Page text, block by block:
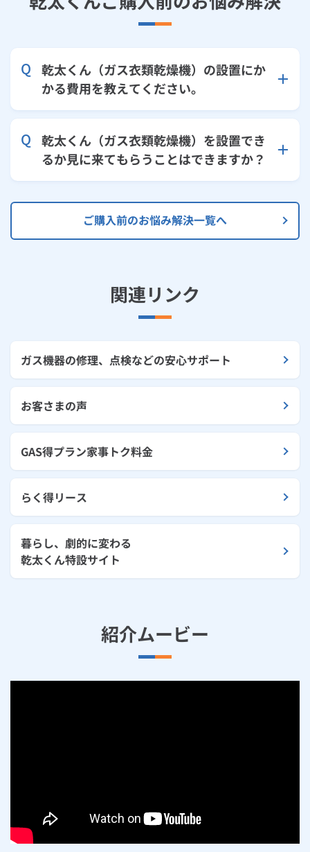
乾太くん（ガス衣類乾燥機）の設置にか
かる費用を教えてください。
乾太くん（ガス衣類乾燥機）を設置でき
るか見に来てもらうことはできますか？
ご購入前のお悩み解決一覧へ
関連リンク
ガス機器の修理、点検などの安心サポート
お客さまの声
GAS得プラン家事トク料金
らく得リース
暮らし、劇的に変わる
乾太くん特設サイト
紹介ムービー